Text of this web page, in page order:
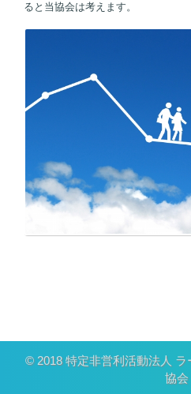
ると当協会は考えます。
© 2018 特定非営利活動法人
協会